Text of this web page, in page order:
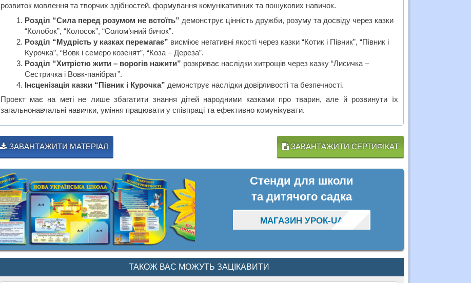
розвиток мовлення та творчих здібностей, формування комунікативних та пошукових навичок.
Розділ “Сила перед розумом не встоїть” демонструє цінність дружби, розуму та досвіду через казки
“Колобок”, “Колосок”, “Солом’яний бичок”.
Розділ “Мудрість у казках перемагає” висміює негативні якості через казки “Котик і Півник”, “Півник і
Курочка”, “Вовк і семеро козенят”, “Коза – Дереза”.
Розділ “Хитрістю жити – ворогів нажити” розкриває наслідки хитрощів через казку “Лисичка –
Сестричка і Вовк-панібрат”.
Інсценізація казки “Півник і Курочка” демонструє наслідки довірливості та безпечності.
Проект має на меті не лише збагатити знання дітей народними казками про тварин, але й розвинути їх
загальнонавчальні навички, уміння працювати у співпраці та ефективно комунікувати.
ЗАВАНТАЖИТИ МАТЕРІАЛ ЗАВАНТАЖИТИ СЕРТИФІКАТ
Стенди для школи
та дитячого садка
МАГАЗИН УРОК-UA
ТАКОЖ ВАС МОЖУТЬ ЗАЦІКАВИТИ